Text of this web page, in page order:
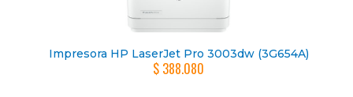
Impresora HP LaserJet Pro 3003dw (3G654A)
$ 388.080